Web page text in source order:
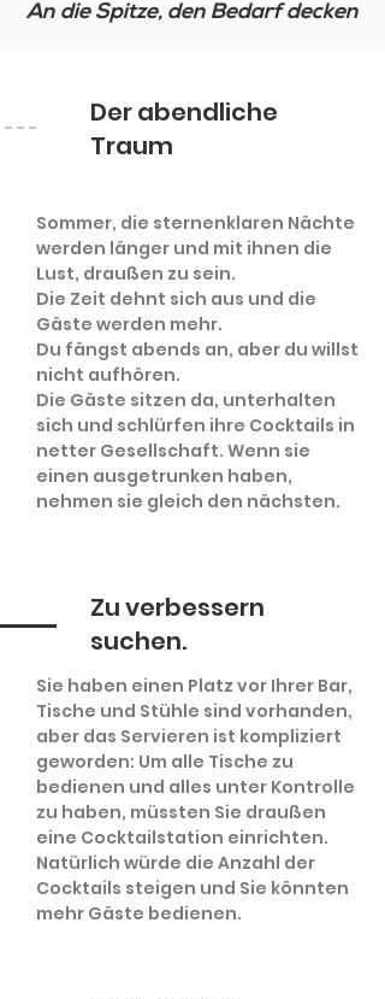
An die Spitze, den Bedarf decken
Der abendliche
Traum
Sommer, die sternenklaren Nächte
werden länger und mit ihnen die
Lust, draußen zu sein.
Die Zeit dehnt sich aus und die
Gäste werden mehr.
Du fängst abends an, aber du willst
nicht aufhören.
Die Gäste sitzen da, unterhalten
sich und schlürfen ihre Cocktails in
netter Gesellschaft. Wenn sie
einen ausgetrunken haben,
nehmen sie gleich den nächsten.
Zu verbessern
suchen.
Sie haben einen Platz vor Ihrer Bar,
Tische und Stühle sind vorhanden,
aber das Servieren ist kompliziert
geworden: Um alle Tische zu
bedienen und alles unter Kontrolle
zu haben, müssten Sie draußen
eine Cocktailstation einrichten.
Natürlich würde die Anzahl der
Cocktails steigen und Sie könnten
mehr Gäste bedienen.